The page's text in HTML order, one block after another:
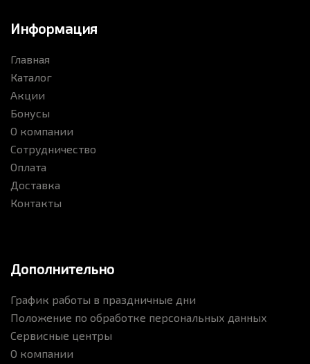
Информация
Главная
Каталог
Акции
Бонусы
О компании
Сотрудничество
Оплата
Доставка
Контакты
Дополнительно
График работы в праздничные дни
Положение по обработке персональных данных
Сервисные центры
О компании